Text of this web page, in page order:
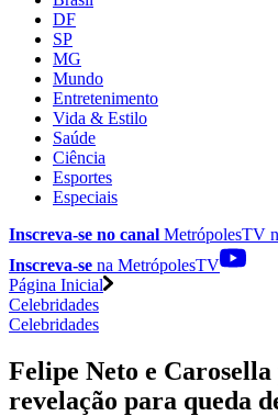
DF
SP
MG
Mundo
Entretenimento
Vida & Estilo
Saúde
Ciência
Esportes
Especiais
Inscreva-se no canal MetrópolesTV
Inscreva-se na MetrópolesTV
Página Inicial
Celebridades
Celebridades
Felipe Neto e
revelação para queda